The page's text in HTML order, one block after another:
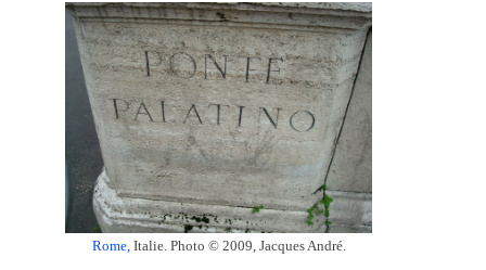
Rome, Italie. Photo © 2009, Jacques André.